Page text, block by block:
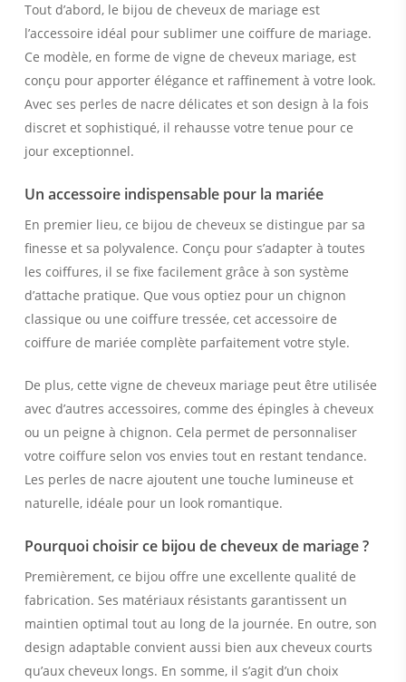
Tout d’abord, le bijou de cheveux de mariage est
l’accessoire idéal pour sublimer une coiffure de mariage.
Ce modèle, en forme de vigne de cheveux mariage, est
conçu pour apporter élégance et raffinement à votre look.
Avec ses perles de nacre délicates et son design à la fois
discret et sophistiqué, il rehausse votre tenue pour ce
jour exceptionnel.
Un accessoire indispensable pour la mariée
En premier lieu, ce bijou de cheveux se distingue par sa
finesse et sa polyvalence. Conçu pour s’adapter à toutes
les coiffures, il se fixe facilement grâce à son système
d’attache pratique. Que vous optiez pour un chignon
classique ou une coiffure tressée, cet accessoire de
coiffure de mariée complète parfaitement votre style.
De plus, cette vigne de cheveux mariage peut être utilisée
avec d’autres accessoires, comme des épingles à cheveux
ou un peigne à chignon. Cela permet de personnaliser
votre coiffure selon vos envies tout en restant tendance.
Les perles de nacre ajoutent une touche lumineuse et
naturelle, idéale pour un look romantique.
Pourquoi choisir ce bijou de cheveux de mariage ?
Premièrement, ce bijou offre une excellente qualité de
fabrication. Ses matériaux résistants garantissent un
maintien optimal tout au long de la journée. En outre, son
design adaptable convient aussi bien aux cheveux courts
qu’aux cheveux longs. En somme, il s’agit d’un choix